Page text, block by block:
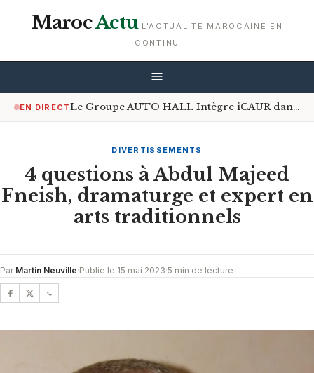
MarocActu L'ACTUALITE MAROCAINE EN
CONTINU
EN DIRECT Le Groupe AUTO HALL Intègre iCAUR dans Son Écosystème
DIVERTISSEMENTS
4 questions à Abdul Majeed
Fneish, dramaturge et expert en
arts traditionnels
Par Martin Neuville·Publie le 15 mai 2023·5 min de lecture